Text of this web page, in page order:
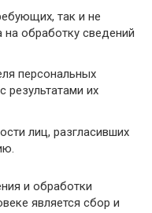
так и не
обработку сведений
персональных
результатами их
лиц, разгласивших
и обработки
является сбор и